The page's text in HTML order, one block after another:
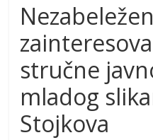
stručne
mladog
Stojkova